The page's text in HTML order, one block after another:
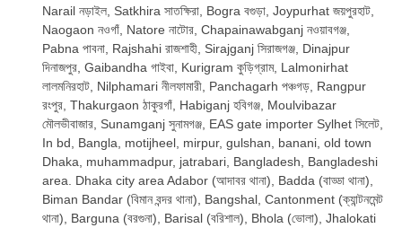
Narail নড়াইল, Satkhira সাতক্ষিরা, Bogra বগুড়া, Joypurhat জয়পুরহাট,
Naogaon নওগাঁ, Natore নাটোর, Chapainawabganj নওয়াবগঞ্জ,
Pabna পাবনা, Rajshahi রাজশাহী, Sirajganj সিরাজগঞ্জ, Dinajpur
দিনাজপুর, Gaibandha গাইবা, Kurigram কুড়িগ্রাম, Lalmonirhat
লালমনিরহাট, Nilphamari নীলফামারী, Panchagarh পঞ্চগড়, Rangpur
রংপুর, Thakurgaon ঠাকুরগাঁ, Habiganj হবিগঞ্জ, Moulvibazar
মৌলভীবাজার, Sunamganj সুনামগঞ্জ, EAS gate importer Sylhet সিলেট,
In bd, Bangla, motijheel, mirpur, gulshan, banani, old town
Dhaka, muhammadpur, jatrabari, Bangladesh, Bangladeshi
area. Dhaka city area Adabor (আদাবর থানা), Badda (বাড্ডা থানা),
Biman Bandar (বিমান বন্দর থানা), Bangshal, Cantonment (ক্যান্টনমেন্ট
থানা), Barguna (বরগুনা), Barisal (বরিশাল), Bhola (ভোলা), Jhalokati